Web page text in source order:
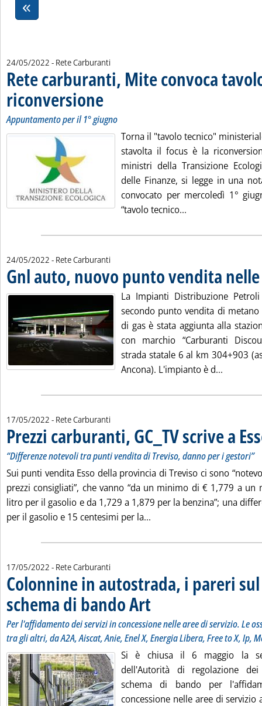
24/05/2022 - Rete Carburanti
Rete carburanti, Mite convoca
riconversione
Appuntamento per il 1° giugno
Torna il "tavolo tecnico"
stavolta il focus è la
ministri della Transizione
delle Finanze, si legge in una
convocato per mercoledì 1°
“tavolo tecnico...
24/05/2022 - Rete Carburanti
Gnl auto, nuovo punto vendita
La Impianti Distribuzione
secondo punto vendita di metano
di gas è stata aggiunta alla
con marchio “Carburanti
strada statale 6 al km 304+903
Ancona). L'impianto è d...
17/05/2022 - Rete Carburanti
Prezzi carburanti, GC_TV scrive a
“Differenze notevoli tra punti vendita di Treviso, danno per i gestori”
Sui punti vendita Esso della provincia di Treviso ci sono
prezzi consigliati”, che vanno “da un minimo di € 1,779 a
litro per il gasolio e da 1,729 a 1,879 per la benzina”; una
per il gasolio e 15 centesimi per la...
17/05/2022 - Rete Carburanti
Colonnine in autostrada, i pareri
schema di bando Art . Sottotitolo: Per l'affidamento dei
. Pubblicata martedì 17 maggio 2022
Per l'affidamento dei servizi in concessione nelle aree di servizio. Le
tra gli altri, da A2A, Aiscat, Anie, Enel X, Energia Libera, Free to X, Ip,
Si è chiusa il 6 maggio la
dell'Autorità di regolazione
schema di bando per
concessione nelle aree di